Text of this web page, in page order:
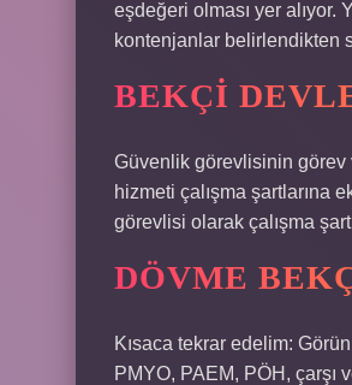
eşdeğeri olması yer alıyor.
kontenjanlar belirlendikten
BEKÇI
Güvenlik görevlisinin
hizmeti çalışma şartlarına
görevlisi olarak çalışma
DÖVME
Kısaca tekrar edelim:
PMYO, PAEM, PÖH, çarşı